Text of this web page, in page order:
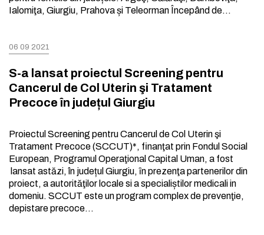
Ialomiţa, Giurgiu, Prahova și Teleorman Începând de…
06 09 2021
S-a lansat proiectul Screening pentru
Cancerul de Col Uterin şi Tratament
Precoce în județul Giurgiu
Proiectul Screening pentru Cancerul de Col Uterin şi
Tratament Precoce (SCCUT)*, finanţat prin Fondul Social
European, Programul Operaţional Capital Uman, a fost
lansat astăzi, în județul Giurgiu, ȋn prezenţa partenerilor din
proiect, a autorităţilor locale si a specialiștilor medicali in
domeniu. SCCUT este un program complex de prevenţie,
depistare precoce…